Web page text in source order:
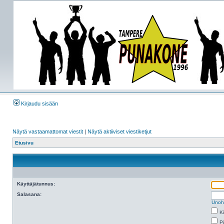
Kirjaudu sisään
Näytä vastaamattomat viestit | Näytä aktiiviset viestiketjut
Etusivu
Käyttäjätunnus:
Salasana: